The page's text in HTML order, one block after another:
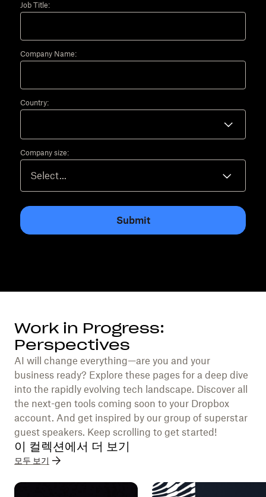
Job Title:
Company Name:
Country:
Company size:
Submit
Work in Progress:
Perspectives
AI will change everything—are you and your
business ready? Explore these pages for a deep dive
into the rapidly evolving tech landscape. Discover all
the next-gen tools coming soon to your Dropbox
account. And get inspired by our group of superstar
guest speakers. Keep scrolling to get started!
이 컬렉션에서 더 보기
모두 보기